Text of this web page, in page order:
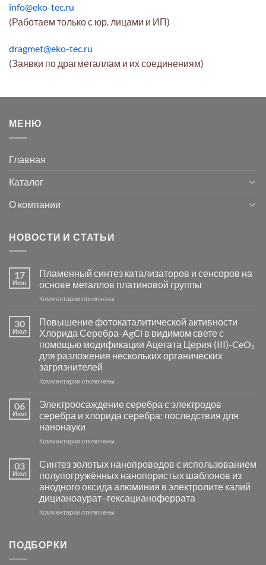
info@eko-tec.ru
(Работаем только с юр. лицами и ИП)
dragmet@eko-tec.ru
(Заявки по драгметаллам и их соединениям)
МЕНЮ
Главная
Каталог
О компании
НОВОСТИ И СТАТЬИ
17
Июн
Пламенный синтез катализаторов и сенсоров на
основе металлов платиновой группы
Комментариик
Пламенный
синтез
катализаторов
и
сенсоров
на
основе
группы
отключены
30
Июл
Повышение фотокаталитической активности
Хлорида Серебра-AgCl в видимом свете с
помощью модификации Ацетата Церия (III)-CeO₂
для разложения нескольких органических
загрязнителей
Комментариик
фотокаталитической
активности
Хлорида
Серебра-
в
видимом
свете
с
помощью
модификации
отключены
06
Июл
Электроосаждение серебра с электродов
серебра и хлорида серебра: последствия для
нанонауки
Комментариик
серебра
с
электродов
серебра
и
отключены
03
Июл
Синтез золотых нанопроводов с использованием
полупогружённых нанопористых шаблонов из
анодного оксида алюминия в электролите калий
дицианоаурат–гексацианоферрата
Комментариикотключены
ПОДБОРКИ